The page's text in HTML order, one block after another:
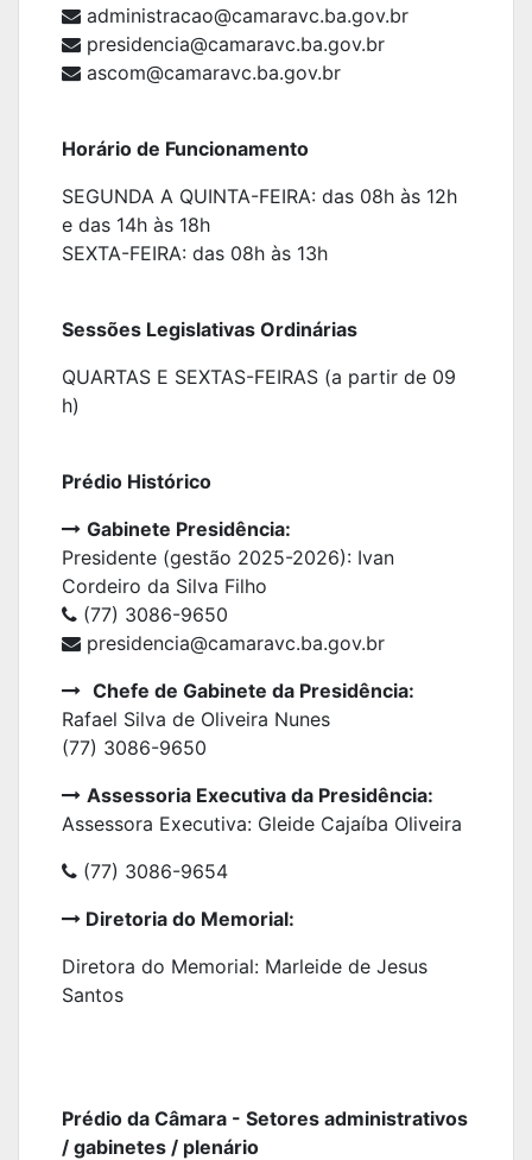
administracao@camaravc.ba.gov.br
presidencia@camaravc.ba.gov.br
ascom@camaravc.ba.gov.br
Horário de Funcionamento
SEGUNDA A QUINTA-FEIRA: das 08h às 12h
e das 14h às 18h
SEXTA-FEIRA: das 08h às 13h
Sessões Legislativas Ordinárias
QUARTAS E SEXTAS-FEIRAS (a partir de 09
h)
Prédio Histórico
Gabinete Presidência:
Presidente (gestão 2025-2026): Ivan
Cordeiro da Silva Filho
(77) 3086-9650
presidencia@camaravc.ba.gov.br
Chefe de Gabinete da Presidência:
Rafael Silva de Oliveira Nunes
(77) 3086-9650
Assessoria Executiva da Presidência:
Assessora Executiva: Gleide Cajaíba Oliveira
(77) 3086-9654
Diretoria do Memorial:
Diretora do Memorial: Marleide de Jesus
Santos
Prédio da Câmara - Setores administrativos
/ gabinetes / plenário